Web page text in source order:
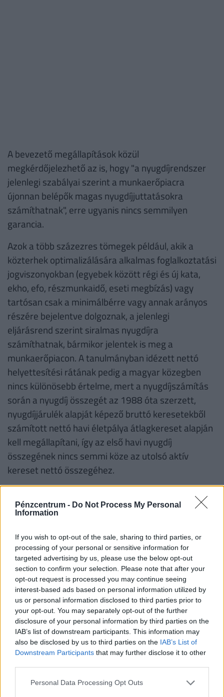
Pénzcentrum - Do Not Process My Personal
Information
If you wish to opt-out of the sale, sharing to third parties, or
processing of your personal or sensitive information for
targeted advertising by us, please use the below opt-out
section to confirm your selection. Please note that after your
opt-out request is processed you may continue seeing
interest-based ads based on personal information utilized by
us or personal information disclosed to third parties prior to
your opt-out. You may separately opt-out of the further
disclosure of your personal information by third parties on the
IAB’s list of downstream participants. This information may
also be disclosed by us to third parties on the IAB’s List of
Downstream Participants that may further disclose it to other
Personal Data Processing Opt Outs
A bevezető megállapítások közül
megkérdőjelezhető az is, hogy "a nyugdíjrendszer
jelenlegi szabályai szerint a munkaerőpiacra
újonnan belépők magas nyugdíjjuttatásokra
számíthatnak", erre ugyanis nincs semmilyen
garancia.
Azok a több százezres tömegek például, akik a
közterhek optimalizálására alkalmas foglalkoztatási
jogviszonyokban (egyebek között régi és új kata,
ekho, efo, részmunkaidő, eseti megbízás) vagy
tartósan csak a minimálbérre vagy annak arányos
részére bejelentve dolgoznak, a jelenlegi
eljárásrend szerint siralmas nyugdíjra
számíthatnak, bármikor jelentek is meg a
munkaerőpiacon. A tanulmányban idézett nettó
helyettesítési rátának pedig a magyar közegben
nincs különösebb értelme, mert a nyugdíjszámítás
során a nyugdíj összegét az 1988 óta szerzett,
nyugdíjjárulék alapját képező bruttó keresetekből
számított nettó havi életpálya átlagkereset alapján
kell megállapítani, így az első havi nyugdíj
összegének nincs semmi köze az utolsó aktív
kereset nettó összegéhez.
magyar nyugdíjrendszer kihívásaival és
lehetőségeivel foglalkozik. A fejezet első része a
magyar társadalom elöregedéséből fakadó
fenntarthatósági kockázatokat elemzi, ennek főbb
megállapításaival egyetérthetünk, hiszen a magyar
társadalom demográfiai öregedése kétségbe
vonhatatlan tény, ennek következtében már
középtávon is emelkedhetnek a nagy társadalmi
újraelosztó rendszerek, köztük a nyugdíjrendszer
fenntartási költségei, miközben a helyzet csak
nehezebbé válik a jövőben, miután a termékenység
sem úgy alakul, amelynek révén lehetséges lenne a
szükséges demográfiai egyensúly helyreállítása.